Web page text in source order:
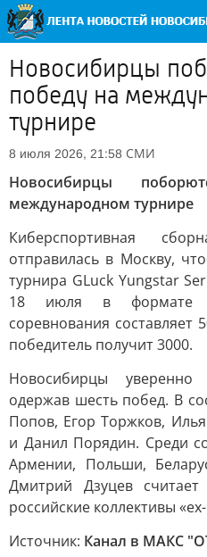
Новосибирцы
победу на
турнире
8 июля 2026, 21:58 СМИ
Новосибирцы
международном турнире
Киберспортивная
отправилась в Москву,
турнира GLuck Yungstar
18 июля в формате
соревнования составляет
победитель получит 3000.
Новосибирцы
одержав шесть побед. В
Попов, Егор Торжков,
и Данил Порядин. Среди
Армении, Польши,
Дмитрий Дзуцев
российские коллективы
Источник: Канал в МАКС